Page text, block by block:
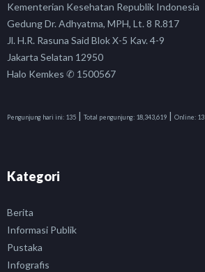
Kementerian Kesehatan Republik Indonesia
Gedung Dr. Adhyatma, MPH, Lt. 8 R.817
Jl. H.R. Rasuna Said Blok X-5 Kav. 4-9
Jakarta Selatan 12950
Halo Kemkes ✆ 1500567
Pengunjung hari ini: 135 | Total pengunjung: 18,343,619 | Online: 13
Kategori
Berita
Informasi Publik
Pustaka
Infografis